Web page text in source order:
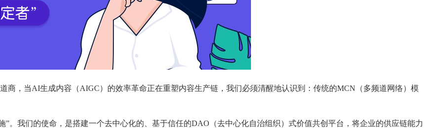
商，当AI生成内容（AIGC）的效率革命正在重塑内容生产链，我们必须清醒地认识到：传统的MCN（多频道网络）模
”。我们的使命，是搭建一个去中心化的、基于信任的DAO（去中心化自治组织）式价值共创平台，将企业的供应链能力